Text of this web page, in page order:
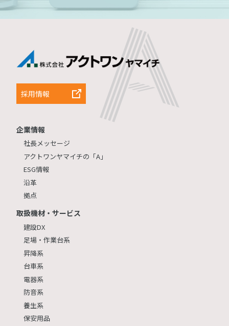
採用情報
企業情報
社長メッセージ
アクトワンヤマイチの「A」
ESG情報
沿革
拠点
取扱機材・サービス
建設DX
足場・作業台系
昇降系
台車系
電器系
防音系
養生系
保安用品